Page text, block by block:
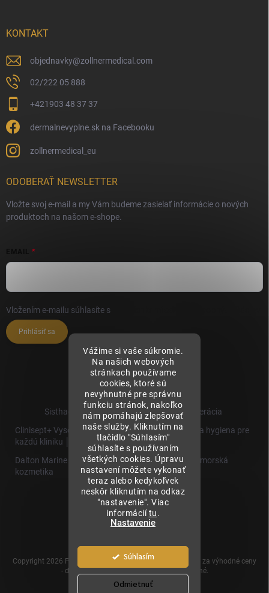
Vážime si vaše súkromie.
Na našich webových
stránkach používame
cookies, ktoré sú
nevyhnutné pre správnu
funkciu stránok, nakoľko
nám pomáhajú zlepšovať
naše služby. Kliknutím na
tlačidlo "Súhlasím"
súhlasíte s používaním
všetkých cookies. Úpravu
nastavení môžete vykonať
teraz alebo kedykoľvek
neskôr kliknutím na odkaz
"nastavenie". Viac
informáciítu.
Nastavenie
Odmietnuť
Súhlasím
KONTAKT
objednavky@zollnermedical.com
02/222 05 888
+421903 48 37 37
dermalnevyplne.sk na Facebooku
zollnermedical_eu
ODOBERAŤ NEWSLETTER
Vložte svoj e-mail a my Vám budeme zasielať informácie o nových
produktoch na našom e-shope.
Vložením e-mailu súhlasíte s
Prihlásiť sa
Sisthaema.sk - Skutočná Dermálna Regenerácia
Clinisept+ Vysoko účinné čistenie a antimikrobiálna hygiena pre
každú kliniku │
Dalton Marine Cosmetics - Kvalitná profesionálna morská
kozmetika
Sisthaema
Hevo T
│Skutočná
Biorevitalizácia
Vytvoril Shoptet
Copyright 2026 Prémiové produkty pre estetickú medicínu za výhodné ceny
- dermalnevyplne.sk. Všetky práva vyhradené.